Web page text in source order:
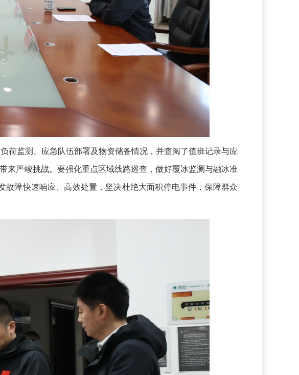
监测、应急队伍部署及物资储备情况，并查阅了值班记录与应
来严峻挑战。要强化重点区域线路巡查，做好覆冰监测与融冰准
障快速响应、高效处置，坚决杜绝大面积停电事件，保障群众